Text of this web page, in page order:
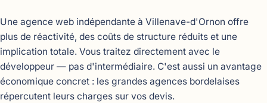
Une agence web indépendante à Villenave-d'Ornon offre
plus de réactivité, des coûts de structure réduits et une
implication totale. Vous traitez directement avec le
développeur — pas d'intermédiaire. C'est aussi un avantage
économique concret : les grandes agences bordelaises
répercutent leurs charges sur vos devis.